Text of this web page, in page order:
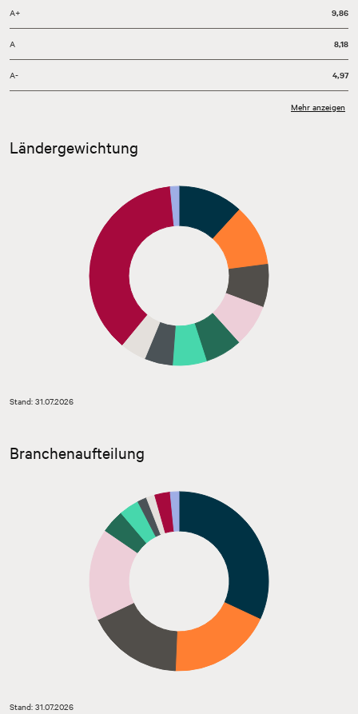
A+ 9,86
A 8,18
A- 4,97
10,84
Mehr anzeigen
Ländergewichtung
Stand: 31.07.2026
Branchenaufteilung
Stand: 31.07.2026